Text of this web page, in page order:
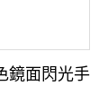
鏡面閃光手